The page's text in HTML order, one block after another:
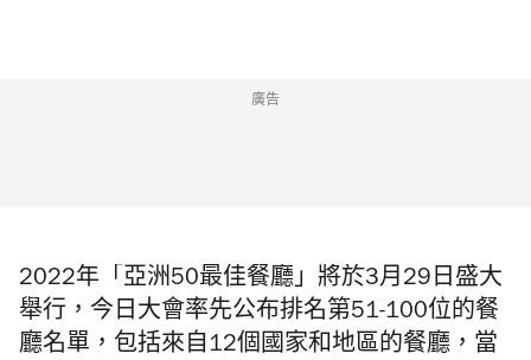
廣告
2022年「亞洲50最佳餐廳」 將於3月29日盛大
舉行，今日 大會率先公布排名第51-100位的餐
廳名單， 包括來自12個國家和地區的餐廳，當